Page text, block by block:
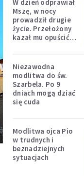
W dzień odprawiał
Mszę, w nocy
prowadził drugie
życie. Przełożony
kazał mu opuścić
Niezawodna
modlitwa do św.
Szarbela. Po 9
dniach mogą dziać
się cuda
Modlitwa ojca Pio
w trudnych i
beznadziejnych
sytuacjach